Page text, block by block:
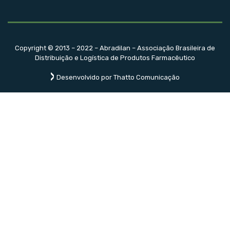
Copyright © 2013 – 2022 – Abradilan – Associação Brasileira de
Distribuição e Logística de Produtos Farmacêutico
Desenvolvido por Thatto Comunicação